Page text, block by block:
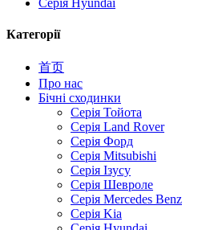
Серія Hyundai
Категорії
首页
Про нас
Бічні сходинки
Серія Тойота
Серія Land Rover
Серія Форд
Серія Mitsubishi
Серія Ізусу
Серія Шевроле
Серія Mercedes Benz
Серія Kia